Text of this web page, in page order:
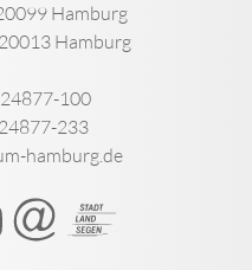
Hamburg
Hamburg
100
233
hamburg.de